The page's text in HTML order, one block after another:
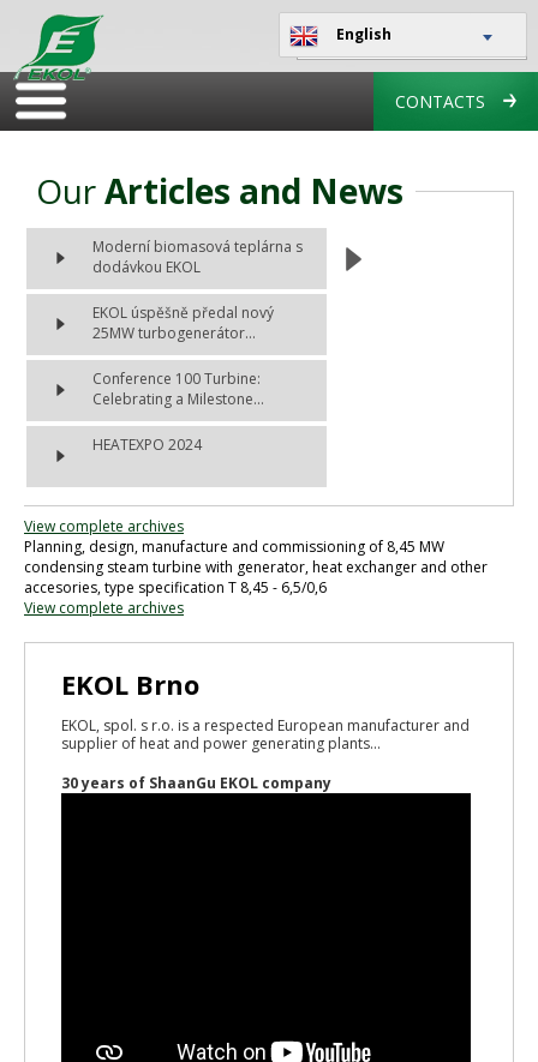
English
CONTACTS
OurArticles and News
Moderní biomasová teplárna s
dodávkou EKOL
EKOL úspěšně předal nový
25MW turbogenerátor...
Conference 100 Turbine:
Celebrating a Milestone...
HEATEXPO 2024
View complete archives
Planning, design, manufacture and commissioning of 8,45 MW
condensing steam turbine with generator, heat exchanger and other
accesories, type specification T 8,45 - 6,5/0,6
View complete archives
EKOL Brno
EKOL, spol. s r.o. is a respected European manufacturer and
supplier of heat and power generating plants...
30 years of ShaanGu EKOL company